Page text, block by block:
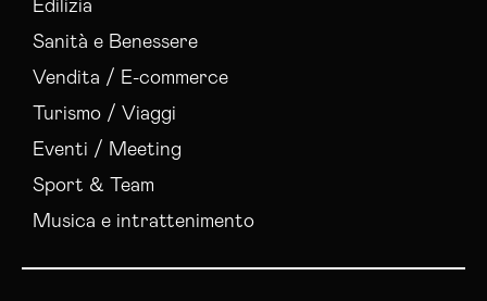
Social Media Advertising Viterbo
Social Media Manager Viterbo
Sviluppo Ecommerce Viterbo
Web Agency Viterbo
Edilizia
Sanità e Benessere
Vendita / E-commerce
Turismo / Viaggi
Eventi / Meeting
Sport & Team
Musica e intrattenimento